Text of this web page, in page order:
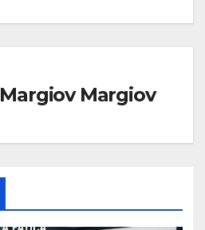
Margiov Margiov